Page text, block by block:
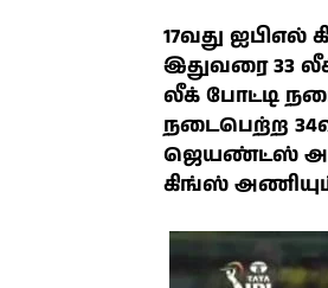
17வது ஐபிஎல்
இதுவரை 33
லீக் போட்டி
நடைபெற்ற
ஜெயண்ட்ஸ்
கிங்ஸ்